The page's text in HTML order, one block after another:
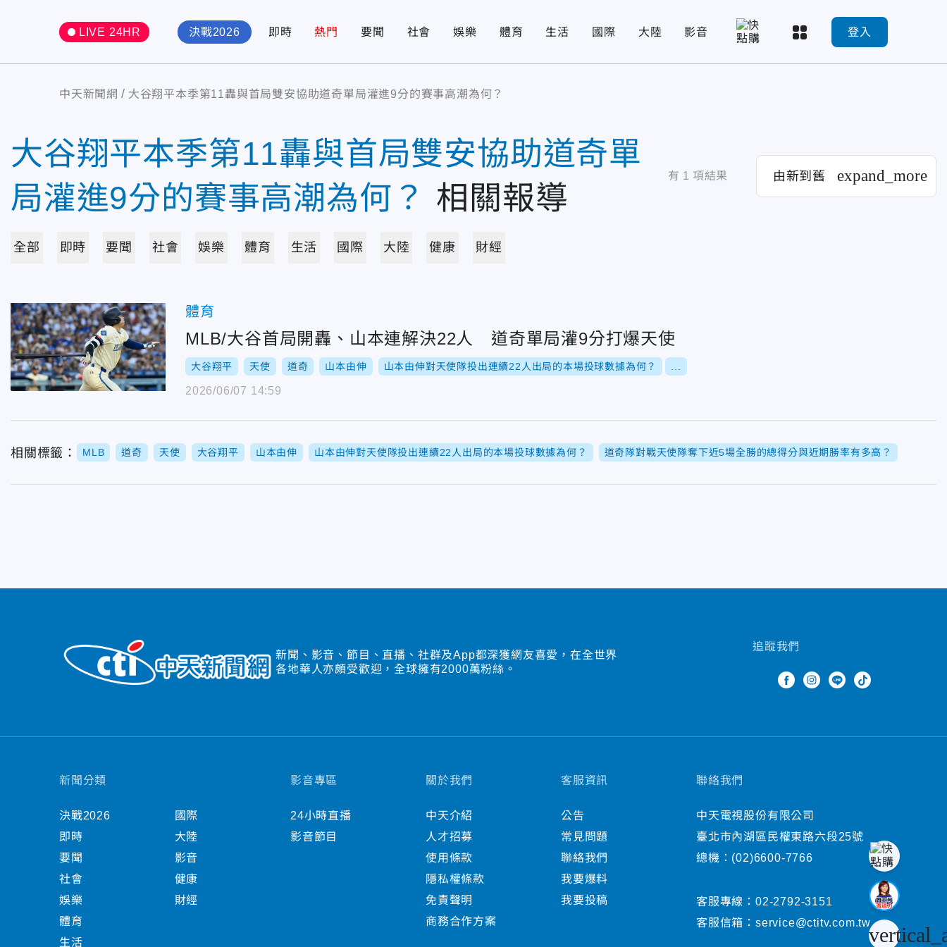
LIVE 24HR 決戰2026 即時 熱門 要聞 社會 娛樂 體育 生活 國際 大陸 影音 登入
中天新聞網 大谷翔平本季第11轟與首局雙安協助道奇單局灌進9分的賽事高潮為何？
大谷翔平本季第11轟與首局雙安協助道奇單
局灌進9分的賽事高潮為何？ 相關報導
有 1 項結果 由新到舊 expand_more
全部 即時 要聞 社會 娛樂 體育 生活 國際 大陸 健康 財經
體育
MLB/大谷首局開轟、山本連解決22人 道奇單局灌9分打爆天使
大谷翔平 天使 道奇 山本由伸 山本由伸對天使隊投出連續22人出局的本場投球數據為何？
2026/06/07 14:59
相關標籤： MLB 道奇 天使 大谷翔平 山本由伸 山本由伸對天使隊投出連續22人出局的本場投球數據為何？ 道奇隊對戰天使隊奪下近5場全勝的總得分與近期勝率有多高？
新聞、影音、節目、直播、社群及App都深獲網友喜愛，在全世界
各地華人亦頗受歡迎，全球擁有2000萬粉絲。
追蹤我們
新聞分類
決戰2026
即時
要聞
社會
娛樂
體育
生活
國際
大陸
影音
健康
財經
影音專區
24小時直播
影音節目
關於我們
中天介紹
人才招募
使用條款
隱私權條款
免責聲明
商務合作方案
客服資訊
公告
常見問題
聯絡我們
我要爆料
我要投稿
聯絡我們
中天電視股份有限公司
臺北市內湖區民權東路六段25號
總機： (02)6600-7766
客服專線： 02-2792-3151
客服信箱： service@ctitv.com.tw